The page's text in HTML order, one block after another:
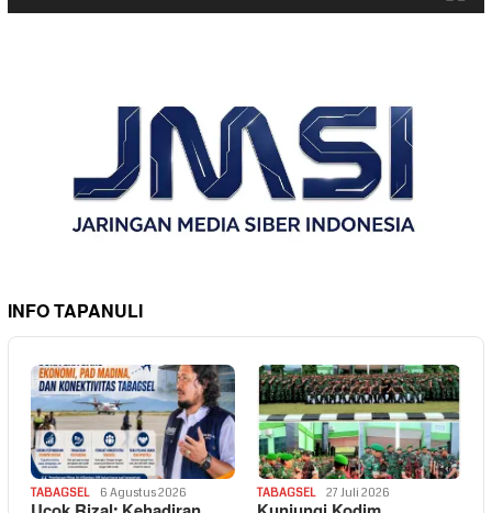
INFO TAPANULI
TABAGSEL 6 Agustus 2026 TABAGSEL 27 Juli 2026